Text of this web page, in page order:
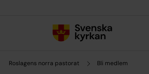
Roslagens norra pastorat Bli medlem